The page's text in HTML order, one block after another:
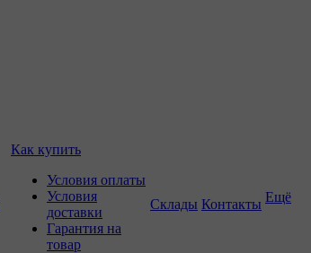
Как купить
Условия оплаты
Условия
доставки
Гарантия на
товар
Склады Контакты Ещё